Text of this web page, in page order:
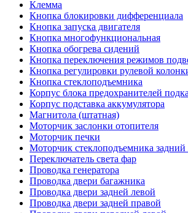
Клемма
Кнопка блокировки дифференциала
Кнопка запуска двигателя
Кнопка многофункциональная
Кнопка обогрева сидений
Кнопка переключения режимов
Кнопка регулировки рулевой
Кнопка стеклоподъемника
Корпус блока предохранителей
Корпус подставка аккумулятора
Магнитола (штатная)
Моторчик заслонки отопителя
Моторчик печки
Моторчик стеклоподъемника
Переключатель света фар
Проводка генератора
Проводка двери багажника
Проводка двери задней левой
Проводка двери задней правой